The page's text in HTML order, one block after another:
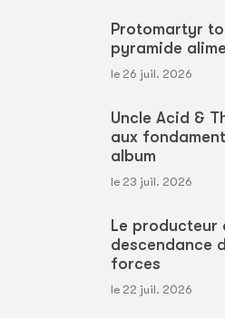
Protomartyr
pyramide
le 26 juil. 2026
Uncle Acid &
aux
album
le 23 juil. 2026
Le producteur
descendance
forces
le 22 juil. 2026